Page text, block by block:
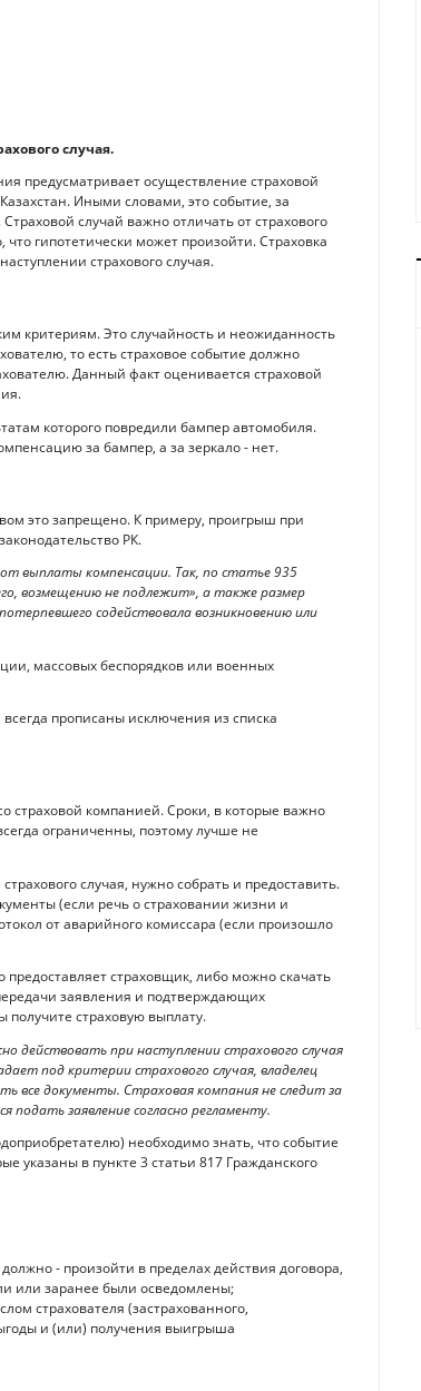
случая.
предусматривает осуществление страховой
Иными словами, это событие, за
случай важно отличать от страхового
что гипотетически может произойти. Страховка
страхового случая.
критериям. Это случайность и неожиданность
то есть страховое событие должно
Данный факт оценивается страховой
которого повредили бампер автомобиля.
за бампер, а за зеркало - нет.
это запрещено. К примеру, проигрыш при
РК.
выплаты компенсации. Так, по статье 935
возмещению не подлежит», а также размер
содействовала возникновению или
массовых беспорядков или военных
прописаны исключения из списка
страховой компанией. Сроки, в которые важно
ограниченны, поэтому лучше не
случая, нужно собрать и предоставить.
(если речь о страховании жизни и
от аварийного комиссара (если произошло
страховщик, либо можно скачать
заявления и подтверждающих
страховую выплату.
действовать при наступлении страхового случая
под критерии страхового случая, владелец
все документы. Страховая компания не следит за
заявление согласно регламенту.
необходимо знать, что событие
указаны в пункте 3 статьи 817 Гражданского
- произойти в пределах действия договора,
или заранее были осведомлены;
страхователя (застрахованного,
и (или) получения выигрыша